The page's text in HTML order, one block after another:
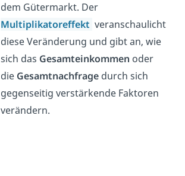
dem Gütermarkt. Der
Multiplikatoreffekt veranschaulicht
diese Veränderung und gibt an, wie
sich das Gesamteinkommen oder
die Gesamtnachfragedurch sich
gegenseitig verstärkende Faktoren
verändern.